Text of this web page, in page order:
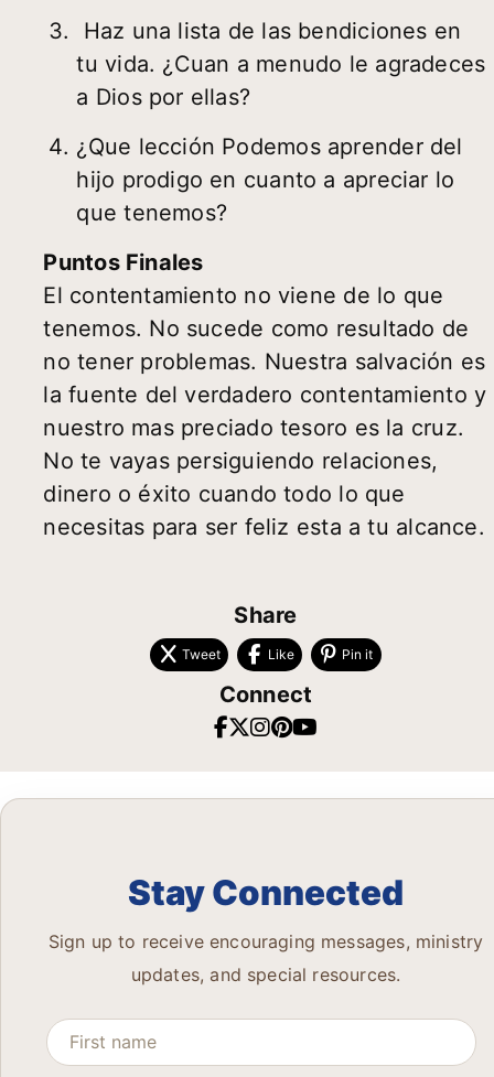
Haz una lista de las bendiciones en
tu vida. ¿Cuan a menudo le agradeces
a Dios por ellas?
¿Que lección Podemos aprender del
hijo prodigo en cuanto a apreciar lo
que tenemos?
Puntos Finales
El contentamiento no viene de lo que
tenemos. No sucede como resultado de
no tener problemas. Nuestra salvación es
la fuente del verdadero contentamiento y
nuestro mas preciado tesoro es la cruz.
No te vayas persiguiendo relaciones,
dinero o éxito cuando todo lo que
necesitas para ser feliz esta a tu alcance.
Share
Tweet Like Pin it
Connect
Stay Connected
Sign up to receive encouraging messages, ministry
updates, and special resources.